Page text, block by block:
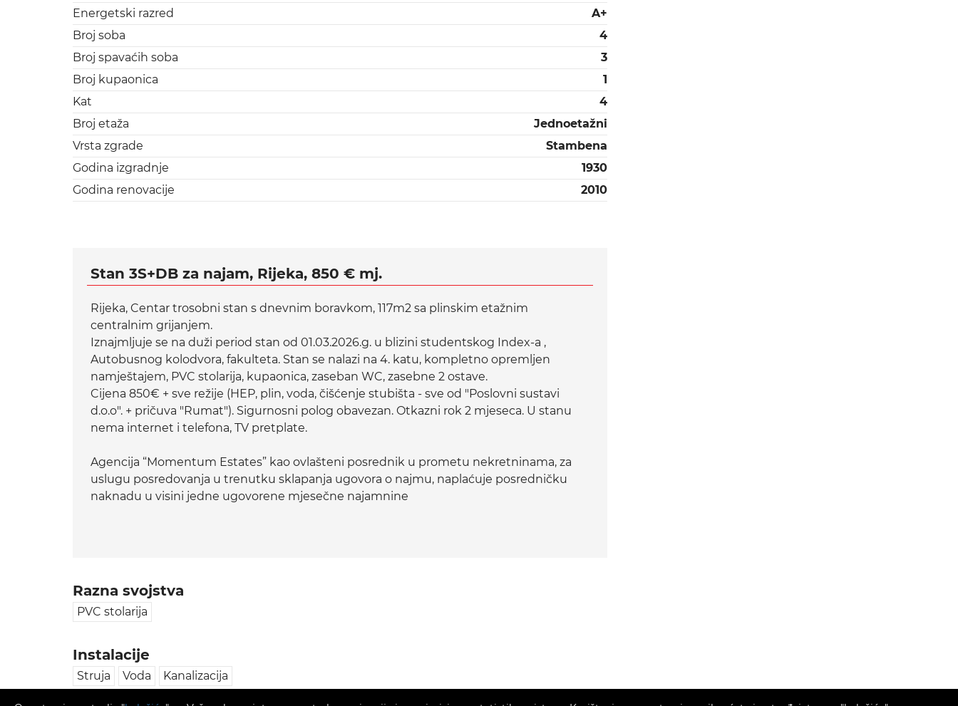
Energetski razred
A+
Broj soba
4
Broj spavaćih soba
3
Broj kupaonica
1
Kat
4
Broj etaža
Jednoetažni
Vrsta zgrade
Stambena
Godina izgradnje
1930
Godina renovacije
2010
Stan 3S+DB za najam, Rijeka, 850 € mj.
Rijeka, Centar trosobni stan s dnevnim boravkom, 117m2 sa plinskim etažnim
centralnim grijanjem.
Iznajmljuje se na duži period stan od 01.03.2026.g. u blizini studentskog Index-a ,
Autobusnog kolodvora, fakulteta. Stan se nalazi na 4. katu, kompletno opremljen
namještajem, PVC stolarija, kupaonica, zaseban WC, zasebne 2 ostave.
Cijena 850€ + sve režije (HEP, plin, voda, čišćenje stubišta - sve od "Poslovni sustavi
d.o.o". + pričuva "Rumat"). Sigurnosni polog obavezan. Otkazni rok 2 mjeseca. U stanu
nema internet i telefona, TV pretplate.
Agencija “Momentum Estates” kao ovlašteni posrednik u prometu nekretninama, za
uslugu posredovanja u trenutku sklapanja ugovora o najmu, naplaćuje posredničku
naknadu u visini jedne ugovorene mjesečne najamnine
Razna svojstva
PVC stolarija
Instalacije
Struja Voda Kanalizacija